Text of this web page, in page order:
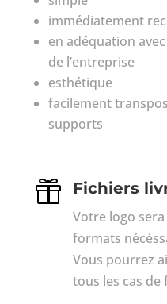
immédiatement
en adéquation
de l’entreprise
esthétique
facilement
supports
 Fichiers
Votre logo
formats
Vous pourrez
tous les cas de